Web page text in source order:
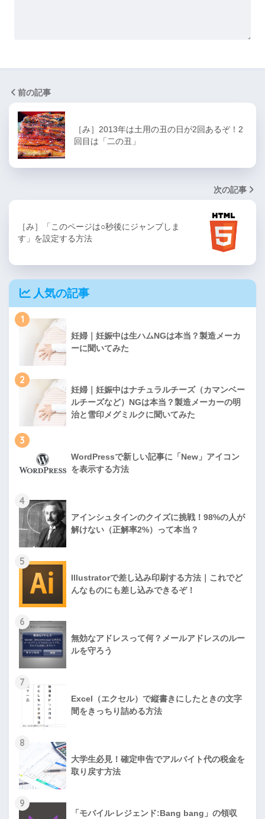
前の記事
［み］2013年は土用の丑の日が2回あるぞ！2
回目は「二の丑」
次の記事
［み］「このページは○秒後にジャンプしま
す」を設定する方法
人気の記事
1
妊婦｜妊娠中は生ハムNGは本当？製造メーカ
ーに聞いてみた
2
妊婦｜妊娠中はナチュラルチーズ（カマンベー
ルチーズなど）NGは本当？製造メーカーの明
治と雪印メグミルクに聞いてみた
3
WordPressで新しい記事に「New」アイコン
を表示する方法
4
アインシュタインのクイズに挑戦！98%の人が
解けない（正解率2%）って本当？
5
Illustratorで差し込み印刷する方法｜これでど
んなものにも差し込みできるぞ！
6
無効なアドレスって何？メールアドレスのルー
ルを守ろう
7
Excel（エクセル）で縦書きにしたときの文字
間をきっちり詰める方法
8
大学生必見！確定申告でアルバイト代の税金を
取り戻す方法
9
「モバイル·レジェンド:Bang bang」の領収